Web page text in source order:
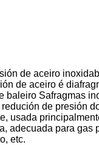
de aceiro
de aceiro é
baleiro Safragmas
de presión
usada
adecuada para gas
etc.